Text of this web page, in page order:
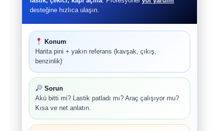
desteğine hızlıca ulaşın.
Konum
Harita pini + yakın referans (kavşak, çıkış,
benzinlik)
Sorun
Akü bitti mi? Lastik patladı mı? Araç çalışıyor mu?
Kısa ve net anlatın.